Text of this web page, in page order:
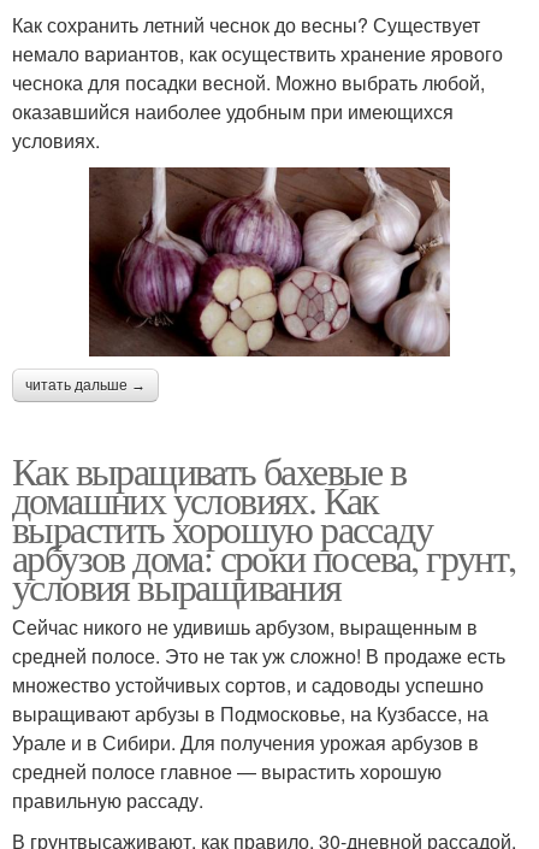
Как сохранить летний чеснок до весны? Существует
немало вариантов, как осуществить хранение ярового
чеснока для посадки весной. Можно выбрать любой,
оказавшийся наиболее удобным при имеющихся
условиях.
читать дальше →
Как выращивать бахевые в
домашних условиях. Как
вырастить хорошую рассаду
арбузов дома: сроки посева, грунт,
условия выращивания
Сейчас никого не удивишь арбузом, выращенным в
средней полосе. Это не так уж сложно! В продаже есть
множество устойчивых сортов, и садоводы успешно
выращивают арбузы в Подмосковье, на Кузбассе, на
Урале и в Сибири. Для получения урожая арбузов в
средней полосе главное — вырастить хорошую
правильную рассаду.
В грунтвысаживают, как правило, 30-дневной рассадой.